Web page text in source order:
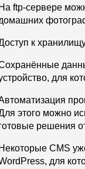
На ftp-сервере
к
для
этого можно
решения
Некоторые CMS
для